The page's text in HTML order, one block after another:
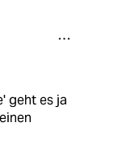
geht es ja